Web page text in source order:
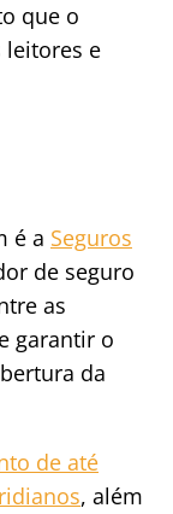
que o
leitores e
é a Seguros
de seguro
as
garantir o
da
de até
, além